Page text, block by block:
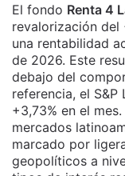
El fondo Renta 4
revalorización del
una rentabilidad
de 2026. Este
debajo del
referencia, el
+3,73% en el
mercados
marcado por
geopolíticos a